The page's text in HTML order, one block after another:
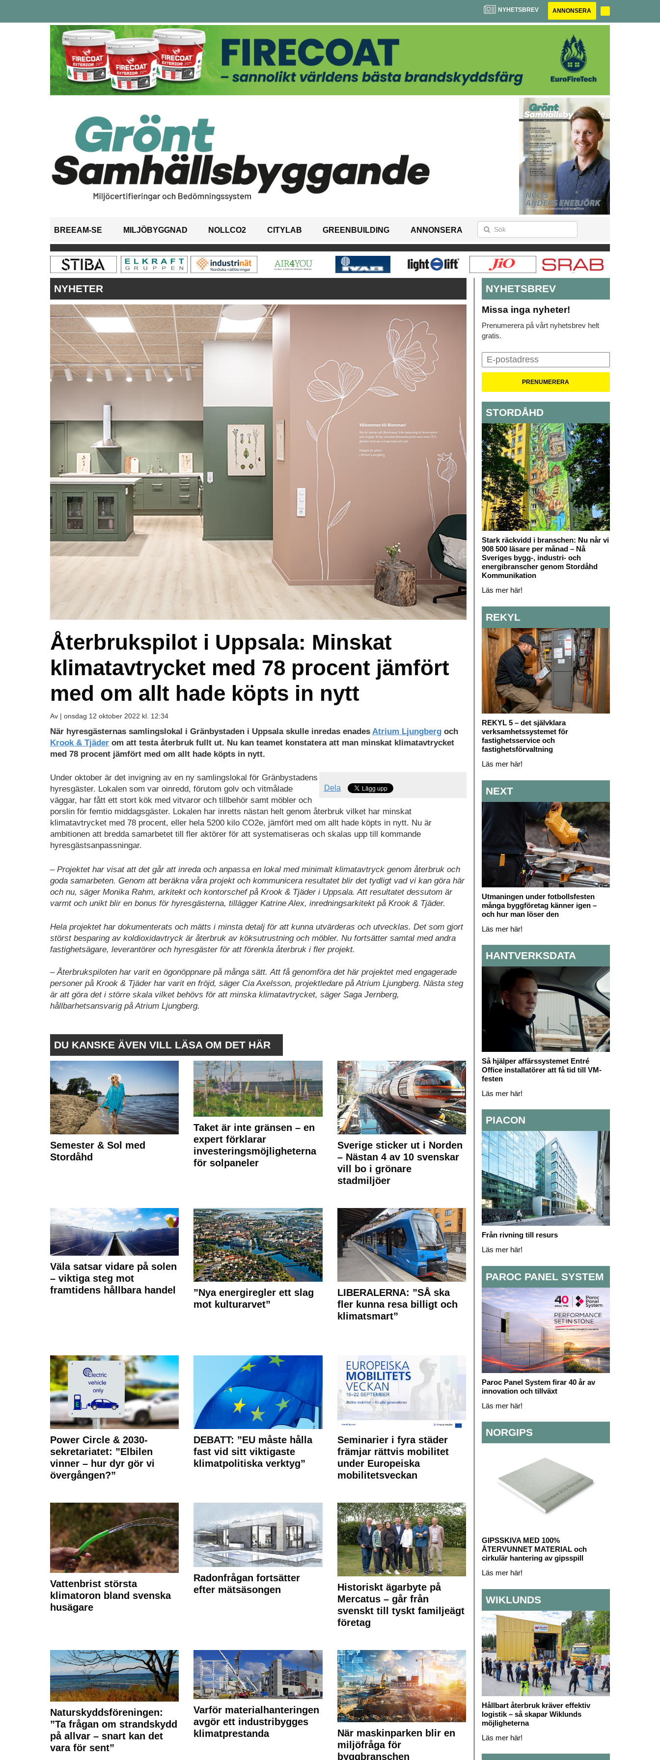
NYHETSBREV ANNONSERA
BREEAM-SE MILJÖBYGGNAD NOLLCO2 CITYLAB GREENBUILDING ANNONSERA
NYHETER
Återbrukspilot i Uppsala: Minskat
klimatavtrycket med 78 procent jämfört
med om allt hade köpts in nytt
Av | onsdag 12 oktober 2022 kl. 12:34
När hyresgästernas samlingslokal i Gränbystaden i Uppsala skulle inredas enades Atrium Ljungberg och
Krook & Tjäder om att testa återbruk fullt ut. Nu kan teamet konstatera att man minskat klimatavtrycket
med 78 procent jämfört med om allt hade köpts in nytt.
Dela
Under oktober är det invigning av en ny samlingslokal för Gränbystadens
hyresgäster. Lokalen som var oinredd, förutom golv och vitmålade
väggar, har fått ett stort kök med vitvaror och tillbehör samt möbler och
porslin för femtio middagsgäster. Lokalen har inretts nästan helt genom återbruk vilket har minskat
klimatavtrycket med 78 procent, eller hela 5200 kilo CO2e, jämfört med om allt hade köpts in nytt. Nu är
ambitionen att bredda samarbetet till fler aktörer för att systematiseras och skalas upp till kommande
hyresgästsanpassningar.
– Projektet har visat att det går att inreda och anpassa en lokal med minimalt klimatavtryck genom återbruk och
goda samarbeten. Genom att beräkna våra projekt och kommunicera resultatet blir det tydligt vad vi kan göra här
och nu, säger Monika Rahm, arkitekt och kontorschef på Krook & Tjäder i Uppsala. Att resultatet dessutom är
varmt och unikt blir en bonus för hyresgästerna, tillägger Katrine Alex, inredningsarkitekt på Krook & Tjäder.
Hela projektet har dokumenterats och mätts i minsta detalj för att kunna utvärderas och utvecklas. Det som gjort
störst besparing av koldioxidavtryck är återbruk av köksutrustning och möbler. Nu fortsätter samtal med andra
fastighetsägare, leverantörer och hyresgäster för att förenkla återbruk i fler projekt.
– Återbrukspiloten har varit en ögonöppnare på många sätt. Att få genomföra det här projektet med engagerade
personer på Krook & Tjäder har varit en fröjd, säger Cia Axelsson, projektledare på Atrium Ljungberg. Nästa steg
är att göra det i större skala vilket behövs för att minska klimatavtrycket, säger Saga Jernberg,
hållbarhetsansvarig på Atrium Ljungberg.
DU KANSKE ÄVEN VILL LÄSA OM DET HÄR
Semester & Sol med
Stordåhd
Taket är inte gränsen – en
expert förklarar
investeringsmöjligheterna
för solpaneler
Sverige sticker ut i Norden
– Nästan 4 av 10 svenskar
vill bo i grönare
stadmiljöer
Väla satsar vidare på solen
– viktiga steg mot
framtidens hållbara handel
”Nya energiregler ett slag
mot kulturarvet”
LIBERALERNA: ”SÅ ska
fler kunna resa billigt och
klimatsmart”
Power Circle & 2030-
sekretariatet: ”Elbilen
vinner – hur dyr gör vi
övergången?”
DEBATT: ”EU måste hålla
fast vid sitt viktigaste
klimatpolitiska verktyg”
Seminarier i fyra städer
främjar rättvis mobilitet
under Europeiska
mobilitetsveckan
Vattenbrist största
klimatoron bland svenska
husägare
Radonfrågan fortsätter
efter mätsäsongen
Historiskt ägarbyte på
Mercatus – går från
svenskt till tyskt familjeägt
företag
Naturskyddsföreningen:
”Ta frågan om strandskydd
på allvar – snart kan det
vara för sent”
Varför materialhanteringen
avgör ett industribygges
klimatprestanda
När maskinparken blir en
miljöfråga för
byggbranschen
NYHETSBREV
Missa inga nyheter!
Prenumerera på vårt nyhetsbrev helt
gratis.
STORDÅHD
Stark räckvidd i branschen: Nu når vi
908 500 läsare per månad – Nå
Sveriges bygg-, industri- och
energibranscher genom Stordåhd
Kommunikation
Läs mer här!
REKYL
REKYL 5 – det självklara
verksamhetssystemet för
fastighetsservice och
fastighetsförvaltning
Läs mer här!
NEXT
Utmaningen under fotbollsfesten
många byggföretag känner igen –
och hur man löser den
Läs mer här!
HANTVERKSDATA
Så hjälper affärssystemet Entré
Office installatörer att få tid till VM-
festen
Läs mer här!
PIACON
Från rivning till resurs
Läs mer här!
PAROC PANEL SYSTEM
Paroc Panel System firar 40 år av
innovation och tillväxt
Läs mer här!
NORGIPS
GIPSSKIVA MED 100%
ÅTERVUNNET MATERIAL och
cirkulär hantering av gipsspill
Läs mer här!
WIKLUNDS
Hållbart återbruk kräver effektiv
logistik – så skapar Wiklunds
möjligheterna
Läs mer här!